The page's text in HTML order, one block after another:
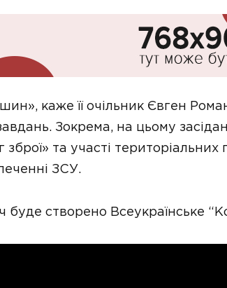
каже її очільник Євген
Зокрема, на цьому
та участі територіальних
ЗСУ.
буде створено Всеукраїнське